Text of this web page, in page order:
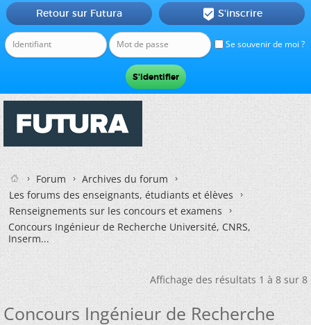
Se souvenir de moi ?
Retour sur Futura  S'inscrire
Forum
Archives du forum
Les forums des enseignants, étudiants et élèves
Renseignements sur les concours et examens
Concours Ingénieur de Recherche Université, CNRS,
Inserm...
Affichage des résultats 1 à 8 sur 8
Concours Ingénieur de Recherche